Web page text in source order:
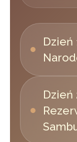
Dzień
Dzień